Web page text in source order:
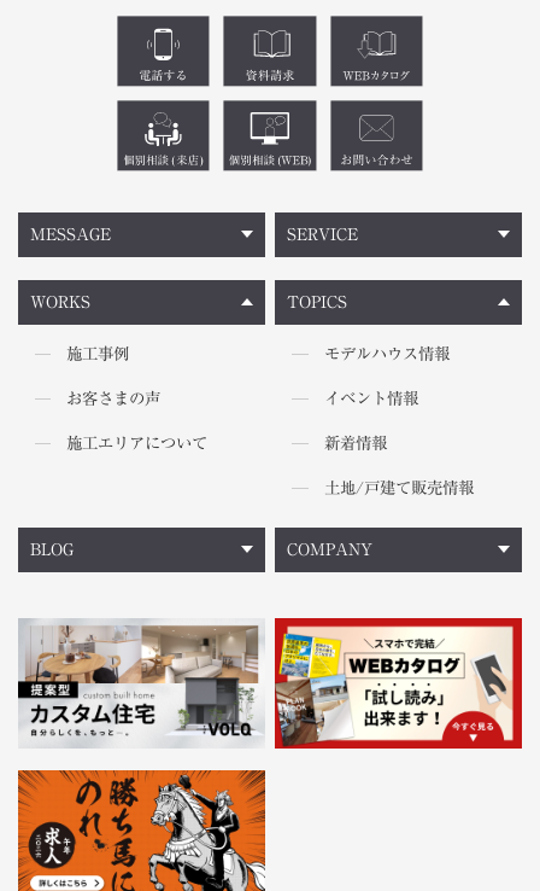
MESSAGE
WORKS
施工事例
お客さまの声
施工エリアについて
TOPICS
モデルハウス情報
イベント情報
新着情報
土地/戸建て販売情報
SERVICE
BLOG COMPANY